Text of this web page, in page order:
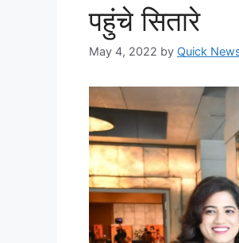
पहुंचे सितारे
May 4, 2022 by Quick